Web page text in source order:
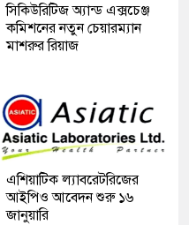
সিকিউরিটিজ অ্যান্ড এক্সচেঞ্জ
কমিশনের নতুন চেয়ারম্যান
মাশরুর রিয়াজ
এশিয়াটিক ল্যাবরেটরিজের
আইপিও আবেদন শুরু ১৬
জানুয়ারি